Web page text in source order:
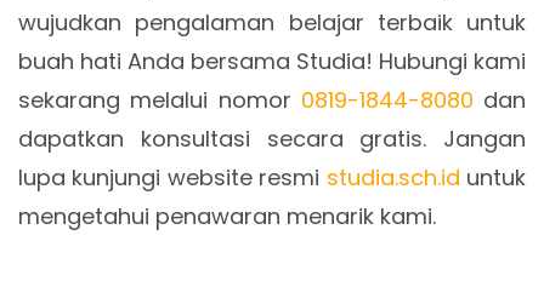
wujudkan pengalaman belajar terbaik untuk
buah hati Anda bersama Studia! Hubungi kami
sekarang melalui nomor 0819-1844-8080 dan
dapatkan konsultasi secara gratis. Jangan
lupa kunjungi website resmi studia.sch.id untuk
mengetahui penawaran menarik kami.